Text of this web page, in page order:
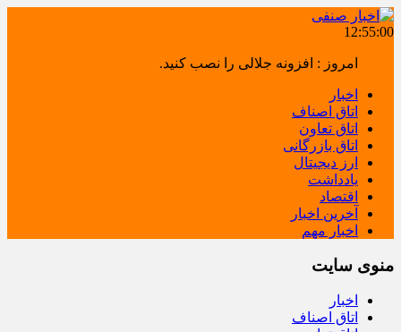
12:55:01
امروز : افزونه جلالی را نصب کنید.
اخبار
اتاق اصناف
اتاق تعاون
اتاق بازرگانی
ارز دیجیتال
یادداشت
اقتصاد
آخرین اخبار
اخبار مهم
منوی سایت
اخبار
اتاق اصناف